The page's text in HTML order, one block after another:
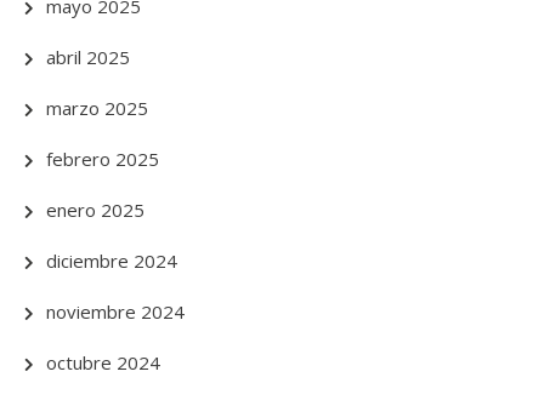
mayo 2025
abril 2025
marzo 2025
febrero 2025
enero 2025
diciembre 2024
noviembre 2024
octubre 2024